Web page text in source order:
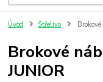
Úvod Střelivo
Brokové
JUNIOR